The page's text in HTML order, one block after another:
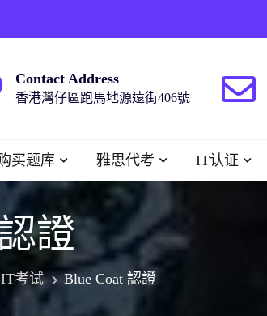
Contact Address
香港灣仔區跑馬地源遠街406號
买题库 雅思代考 IT认证
證
考试 Blue Coat 認證